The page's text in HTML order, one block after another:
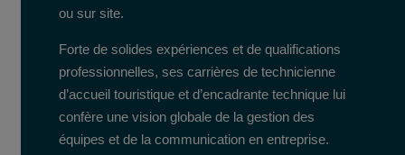
ou sur site.
Forte de solides expériences et de qualifications
professionnelles, ses carrières de technicienne
d’accueil touristique et d’encadrante technique lui
confère une vision globale de la gestion des
équipes et de la communication en entreprise.